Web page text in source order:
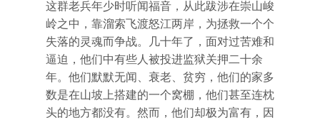
这群老兵年少时听闻福音，从此跋涉在崇山峻
岭之中，靠溜索飞渡怒江两岸，为拯救一个个
失落的灵魂而争战。几十年了，面对过苦难和
逼迫，他们中有些人被投进监狱关押二十余
年。他们默默无闻、衰老、贫穷，他们的家多
数是在山坡上搭建的一个窝棚，他们甚至连枕
头的地方都没有。然而，他们却极为富有，因